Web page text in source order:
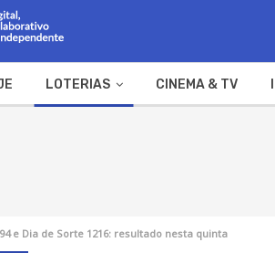
LOTERIAS CINEMA & TV
e Dia de Sorte 1216: resultado nesta quinta